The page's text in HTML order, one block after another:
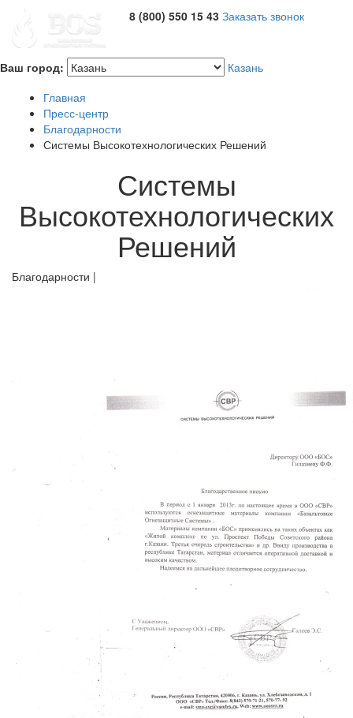
8 (800) 550 15 43Заказать звонок
Ваш город:
Казань
Главная
Пресс-центр
Благодарности
Системы Высокотехнологических Решений
Системы
Высокотехнологических
Решений
Благодарности |